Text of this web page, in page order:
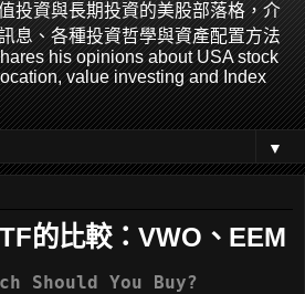
投資與長期投資的美股部落格，介
息、各種投資哲學與資產配置方法
his opinions about USA stock
value investing and Index
▼
的比較：VWO、EEM
Should You Buy?